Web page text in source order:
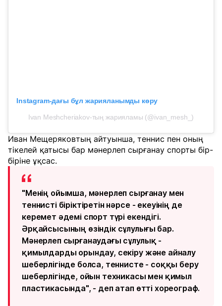
Instagram-дағы бұл жарияланымды көру
Ivan Meshcheriakov-тың жарияламы (@ivan_mesh_)
Иван Мещеряковтың айтуынша, теннис пен оның
тікелей қатысы бар мәнерлеп сырғанау спорты бір-
біріне ұқсас.
"Менің ойымша, мәнерлеп сырғанау мен
теннисті біріктіретін нәрсе - екеуінің де
керемет әдемі спорт түрі екендігі.
Әрқайсысының өзіндік сұлулығы бар.
Мәнерлеп сырғанаудағы сұлулық -
қимылдарды орындау, секіру және айналу
шеберлігінде болса, теннисте - соққы беру
шеберлігінде, ойын техникасы мен қимыл
пластикасында", - деп атап өтті хореограф.